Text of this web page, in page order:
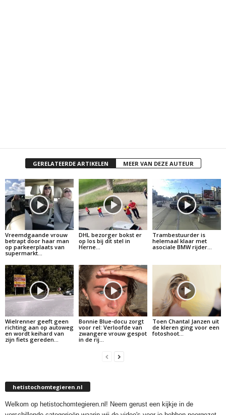
GERELATEERDE ARTIKELEN MEER VAN DEZE AUTEUR
Vreemdgaande vrouw
betrapt door haar man
op parkeerplaats van
supermarkt…
DHL bezorger bokst er
op los bij dit stel in
Herne…
Trambestuurder is
helemaal klaar met
asociale BMW rijder…
Wielrenner geeft geen
richting aan op autoweg
en wordt keihard van
zijn fiets gereden…
Bonnie Blue-docu zorgt
voor rel: Verloofde van
zwangere vrouw gespot
in de rij…
Toen Chantal Janzen uit
de kleren ging voor een
fotoshoot…
hetistochomtegieren.nl
Welkom op hetistochomtegieren.nl! Neem gerust een kijkje in de